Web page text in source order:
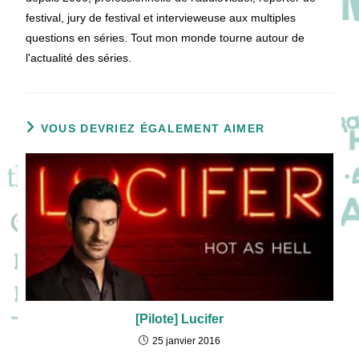
festival, jury de festival et intervieweuse aux multiples
questions en séries. Tout mon monde tourne autour de
l'actualité des séries.
VOUS DEVRIEZ ÉGALEMENT AIMER
[Pilote] Lucifer
25 janvier 2016